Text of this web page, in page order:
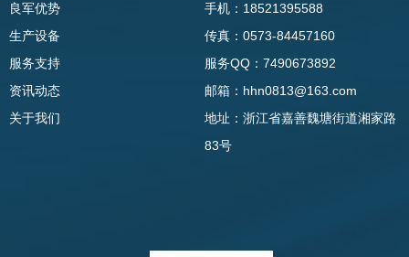
良军优势
生产设备
服务支持
资讯动态
关于我们
手机：18521395588
传真：0573-84457160
服务QQ：7490673892
邮箱：hhn0813@163.com
地址：浙江省嘉善魏塘街道湘家路
83号